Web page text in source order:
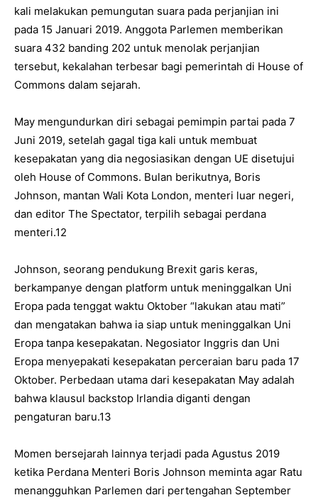
kali melakukan pemungutan suara pada perjanjian ini
pada 15 Januari 2019. Anggota Parlemen memberikan
suara 432 banding 202 untuk menolak perjanjian
tersebut, kekalahan terbesar bagi pemerintah di House of
Commons dalam sejarah.
May mengundurkan diri sebagai pemimpin partai pada 7
Juni 2019, setelah gagal tiga kali untuk membuat
kesepakatan yang dia negosiasikan dengan UE disetujui
oleh House of Commons. Bulan berikutnya, Boris
Johnson, mantan Wali Kota London, menteri luar negeri,
dan editor The Spectator, terpilih sebagai perdana
menteri.12
Johnson, seorang pendukung Brexit garis keras,
berkampanye dengan platform untuk meninggalkan Uni
Eropa pada tenggat waktu Oktober “lakukan atau mati”
dan mengatakan bahwa ia siap untuk meninggalkan Uni
Eropa tanpa kesepakatan. Negosiator Inggris dan Uni
Eropa menyepakati kesepakatan perceraian baru pada 17
Oktober. Perbedaan utama dari kesepakatan May adalah
bahwa klausul backstop Irlandia diganti dengan
pengaturan baru.13
Momen bersejarah lainnya terjadi pada Agustus 2019
ketika Perdana Menteri Boris Johnson meminta agar Ratu
menangguhkan Parlemen dari pertengahan September